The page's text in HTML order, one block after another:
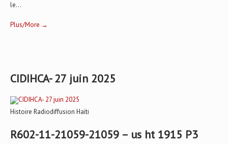
le...
Plus/More →
CIDIHCA- 27 juin 2025
Histoire Radiodiffusion Haïti
R602-11-21059-21059 – us ht 1915 P3